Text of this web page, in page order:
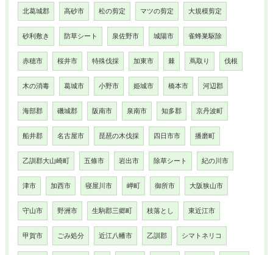
北葛城郡 高砂市 松の剪定 マツの剪定 大規模剪定
砂利敷き 防草シート 泉佐野市 城陽市 雀蜂巣駆除
赤穂市 桜井市 特殊伐採 加東市 棘 蔦取り 伐根
木の消毒 葛城市 小野市 姫城市 橋本市 河辺郡
海部郡 磯城郡 阪南市 泉南市 知多郡 京丹波町
船井郡 名古屋市 琵琶の木伐採 四日市市 播磨町
乙訓郡大山崎町 五條市 岩出市 除草シート 紀の川市
津市 加西市 寝屋川市 岬町 御所市 大阪狭山市
守山市 野洲市 生駒郡三郷町 枝落とし 東近江市
甲賀市 ごみ処分 近江八幡市 乙訓郡 シマトネリコ